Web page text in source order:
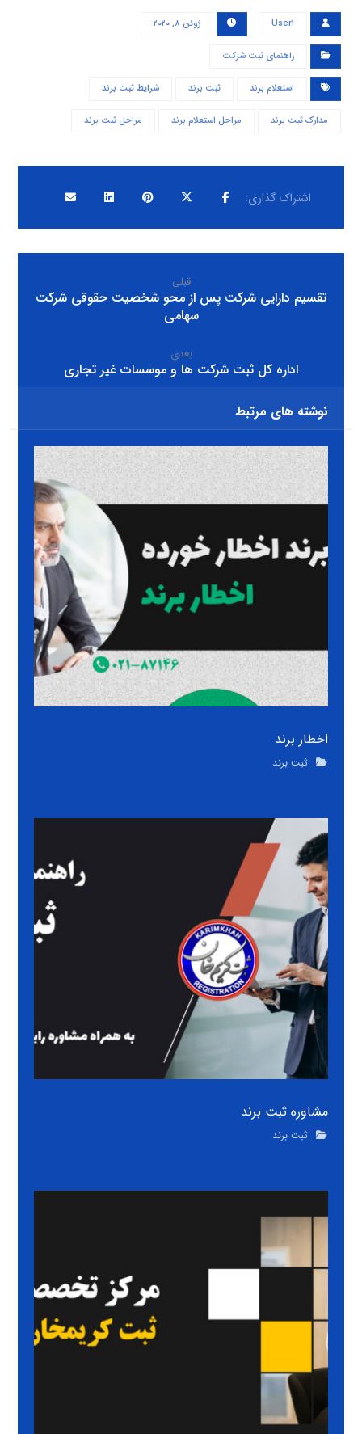
User۱ ژوئن ۸, ۲۰۲۰
راهنمای ثبت شرکت
استعلام برند ثبت برند شرایط ثبت برند
مدارک ثبت برند مراحل استعلام برند مراحل ثبت برند
قبلی
تقسیم دارایی شرکت پس از محو شخصیت حقوقی شرکت
سهامی
بعدی
اداره کل ثبت شرکت ها و موسسات غیر تجاری
نوشته های مرتبط
اخطار برند
ثبت برند
مشاوره ثبت برند
ثبت برند